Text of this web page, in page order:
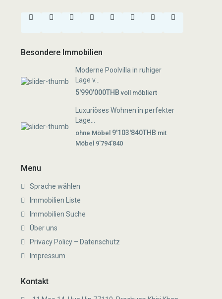
Besondere Immobilien
Moderne Poolvilla in ruhiger
Lage v...
5'990'000THBvoll möbliert
Luxuriöses Wohnen in perfekter
Lage...
ohne Möbel 9'103'840THB mit
Möbel 9'794'840
Menu
Sprache wählen
Immobilien Liste
Immobilien Suche
Über uns
Privacy Policy – Datenschutz
Impressum
Kontakt